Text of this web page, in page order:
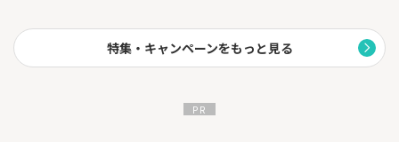
特集・キャンペーンをもっと見る